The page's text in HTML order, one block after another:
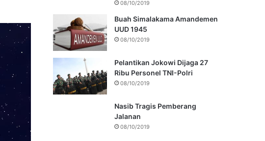
08/10/2019
Buah Simalakama Amandemen
UUD 1945
08/10/2019
Pelantikan Jokowi Dijaga 27
Ribu Personel TNI-Polri
08/10/2019
Nasib Tragis Pemberang
Jalanan
08/10/2019